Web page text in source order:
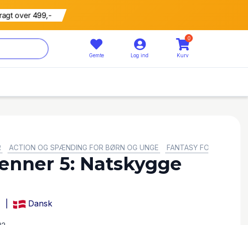
over 499,-
Gemte Log ind
0
Kurv
ACTION OG SPÆNDING FOR BØRN OG UNGE FANTASY FOR BØRN
5: Natskygge
Dansk